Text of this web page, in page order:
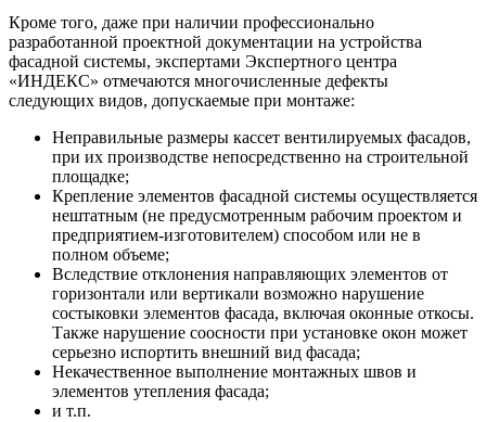
Кроме того, даже при наличии профессионально
разработанной проектной документации на устройства
фасадной системы, экспертами Экспертного центра
«ИНДЕКС» отмечаются многочисленные дефекты
следующих видов, допускаемые при монтаже:
Неправильные размеры кассет вентилируемых фасадов,
при их производстве непосредственно на строительной
площадке;
Крепление элементов фасадной системы осуществляется
нештатным (не предусмотренным рабочим проектом и
предприятием-изготовителем) способом или не в
полном объеме;
Вследствие отклонения направляющих элементов от
горизонтали или вертикали возможно нарушение
состыковки элементов фасада, включая оконные откосы.
Также нарушение соосности при установке окон может
серьезно испортить внешний вид фасада;
Некачественное выполнение монтажных швов и
элементов утепления фасада;
и т.п.